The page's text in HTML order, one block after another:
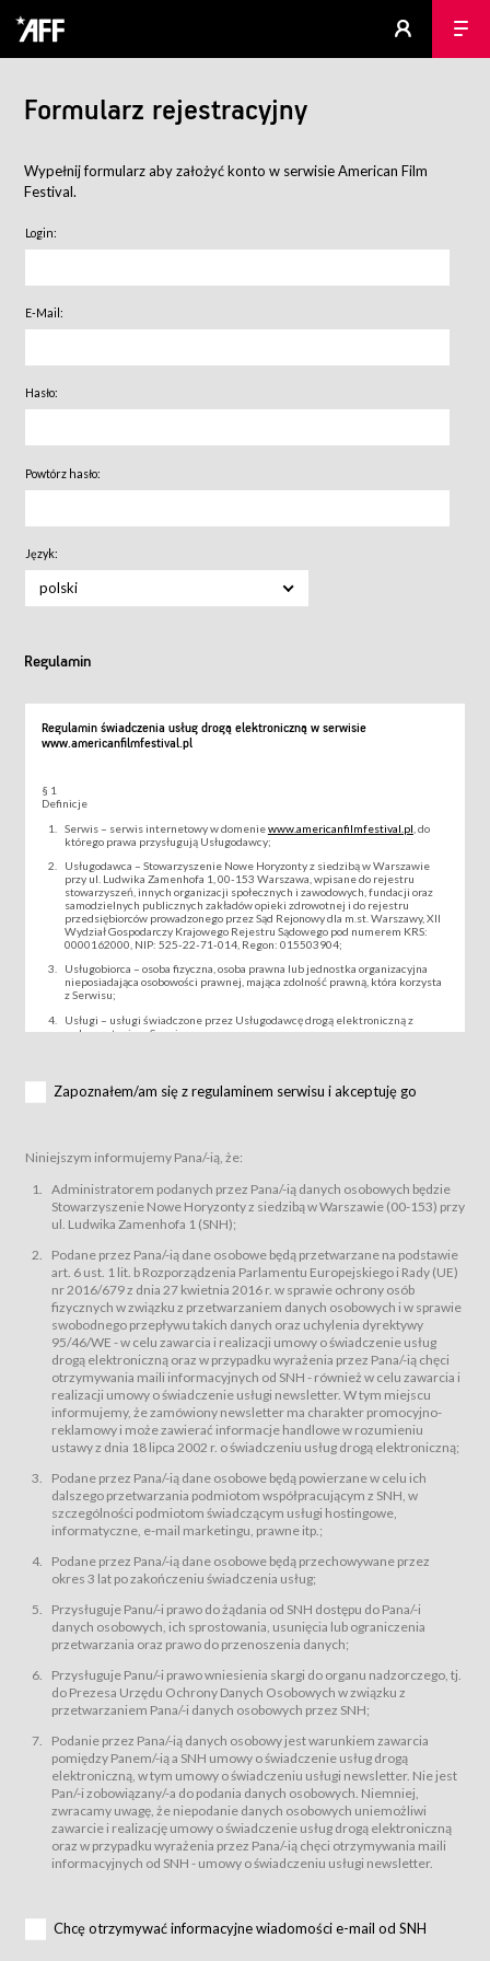
Formularz rejestracyjny
Wypełnij formularz aby założyć konto w serwisie American Film
Festival.
Login:
E-Mail:
Hasło:
Powtórz hasło:
Język:
polski
Regulamin
Regulamin świadczenia usług drogą elektroniczną w serwisie
www.americanfilmfestival.pl
§ 1
Definicje
Serwis – serwis internetowy w domeniewww.americanfilmfestival.pl , do
którego prawa przysługują Usługodawcy;
Usługodawca – Stowarzyszenie Nowe Horyzonty z siedzibą w Warszawie
przy ul. Ludwika Zamenhofa 1, 00-153 Warszawa, wpisane do rejestru
stowarzyszeń, innych organizacji społecznych i zawodowych, fundacji oraz
samodzielnych publicznych zakładów opieki zdrowotnej i do rejestru
przedsiębiorców prowadzonego przez Sąd Rejonowy dla m.st. Warszawy, XII
Wydział Gospodarczy Krajowego Rejestru Sądowego pod numerem KRS:
0000162000, NIP: 525-22-71-014, Regon: 015503904;
Usługobiorca – osoba fizyczna, osoba prawna lub jednostka organizacyjna
nieposiadająca osobowości prawnej, mająca zdolność prawną, która korzysta
z Serwisu;
Usługi – usługi świadczone przez Usługodawcę drogą elektroniczną z
wykorzystaniem Serwisu;
za pośrednictwem Serwisu;
podmiotom z branży mediów i filmowej (Akredytacje);
Bilety – wybrane dokumenty potwierdzające zawarcie umowy z
Usługodawcą i uprawniające do wzięcia udziału w Wydarzeniu,
przewidziane przez Usługodawcę dla danego Wydarzenia, tj. uprawniające
do uczestnictwa w wielu albo w pojedynczych seansach filmowych,
Sklep – sklep internetowy prowadzony przez Usługodawcę w Serwisie;
Regulamin – niniejszy regulamin.
§ 2
Postanowienia ogólne
Regulamin określa zasady:
świadczenia Usługobiorcom Usług przez Usługodawcę, z
zastrzeżeniem usług, o których mowa w ust. 2 pkt. 4 i 5 poniżej, których
zasady świadczenia precyzują odrębne regulaminy,
przetwarzania przez Usługodawcę danych osobowych Usługobiorców
będących osobami fizycznymi.
świadczy Usługi drogą elektroniczną w rozumieniu ustawy z dnia 18 lipca
2002 r. o świadczeniu usług drogą elektroniczną (Dz.U. z 2002 r., Nr 144, poz.
1204, z późń. zm.). Usługi świadczone są nieodpłatnie.
usługę przeglądania i odczytywania przez Usługobiorców materiałów
zamieszczanych w Serwisie,
usługę utrzymywania konta użytkownika w Serwisie,
usługę newsletter,
usługę zawierania na odległość umów nabycia Karnetów i Biletów,
usługę zawierania na odległość umów sprzedaży w Sklepie.
dnia 18 lipca 2002 r. o świadczeniu usług drogą elektroniczną (Dz.U. z 2002
r., Nr 144, poz. 1204, z późń. zm.). Usługi świadczone są nieodpłatnie.
Na zasadach określonych w Regulaminie dostęp do Serwisu jest otwarty dla
Usługobiorca przed rozpoczęciem korzystania z Serwisu jest zobowiązany
zapoznać się z Regulaminem. Założenie konta w Serwisie oraz zamówienie
usługi newsletter za pośrednictwem przeznaczonego do tego formularza
zamieszczonego na stronach Serwisu dostępnych dla wszystkich
Usługobiorców wymaga akceptacji postanowień Regulaminu.
Usługobiorca zobowiązany jest do przestrzegania postanowień Regulaminu
od chwili rozpoczęcia korzystania z Serwisu.
Regulamin jest udostępniony Usługobiorcom nieodpłatnie za
Warunki techniczne korzystania z Usług
Zapoznałem/am się z regulaminem serwisu i akceptuję go
Niniejszym informujemy Pana/-ią, że:
Administratorem podanych przez Pana/-ią danych osobowych będzie
Stowarzyszenie Nowe Horyzonty z siedzibą w Warszawie (00-153) przy
ul. Ludwika Zamenhofa 1 (SNH);
Podane przez Pana/-ią dane osobowe będą przetwarzane na podstawie
art. 6 ust. 1 lit. b Rozporządzenia Parlamentu Europejskiego i Rady (UE)
nr 2016/679 z dnia 27 kwietnia 2016 r. w sprawie ochrony osób
fizycznych w związku z przetwarzaniem danych osobowych i w sprawie
swobodnego przepływu takich danych oraz uchylenia dyrektywy
95/46/WE - w celu zawarcia i realizacji umowy o świadczenie usług
drogą elektroniczną oraz w przypadku wyrażenia przez Pana/-ią chęci
otrzymywania maili informacyjnych od SNH - również w celu zawarcia i
realizacji umowy o świadczenie usługi newsletter. W tym miejscu
informujemy, że zamówiony newsletter ma charakter promocyjno-
reklamowy i może zawierać informacje handlowe w rozumieniu
ustawy z dnia 18 lipca 2002 r. o świadczeniu usług drogą elektroniczną;
Podane przez Pana/-ią dane osobowe będą powierzane w celu ich
dalszego przetwarzania podmiotom współpracującym z SNH, w
szczególności podmiotom świadczącym usługi hostingowe,
informatyczne, e-mail marketingu, prawne itp.;
Podane przez Pana/-ią dane osobowe będą przechowywane przez
okres 3 lat po zakończeniu świadczenia usług;
Przysługuje Panu/-i prawo do żądania od SNH dostępu do Pana/-i
danych osobowych, ich sprostowania, usunięcia lub ograniczenia
przetwarzania oraz prawo do przenoszenia danych;
Przysługuje Panu/-i prawo wniesienia skargi do organu nadzorczego, tj.
do Prezesa Urzędu Ochrony Danych Osobowych w związku z
przetwarzaniem Pana/-i danych osobowych przez SNH;
Podanie przez Pana/-ią danych osobowy jest warunkiem zawarcia
pomiędzy Panem/-ią a SNH umowy o świadczenie usług drogą
elektroniczną, w tym umowy o świadczeniu usługi newsletter. Nie jest
Pan/-i zobowiązany/-a do podania danych osobowych. Niemniej,
zwracamy uwagę, że niepodanie danych osobowych uniemożliwi
zawarcie i realizację umowy o świadczenie usług drogą elektroniczną
oraz w przypadku wyrażenia przez Pana/-ią chęci otrzymywania maili
informacyjnych od SNH - umowy o świadczeniu usługi newsletter.
Chcę otrzymywać informacyjne wiadomości e-mail od SNH